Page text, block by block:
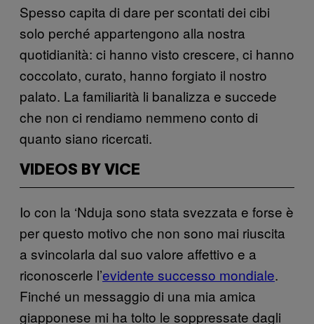
Spesso capita di dare per scontati dei cibi
solo perché appartengono alla nostra
quotidianità: ci hanno visto crescere, ci hanno
coccolato, curato, hanno forgiato il nostro
palato. La familiarità li banalizza e succede
che non ci rendiamo nemmeno conto di
quanto siano ricercati.
VIDEOS BY VICE
Io con la ‘Nduja sono stata svezzata e forse è
per questo motivo che non sono mai riuscita
a svincolarla dal suo valore affettivo e a
riconoscerle l’evidente successo mondiale.
Finché un messaggio di una mia amica
giapponese mi ha tolto le soppressate dagli